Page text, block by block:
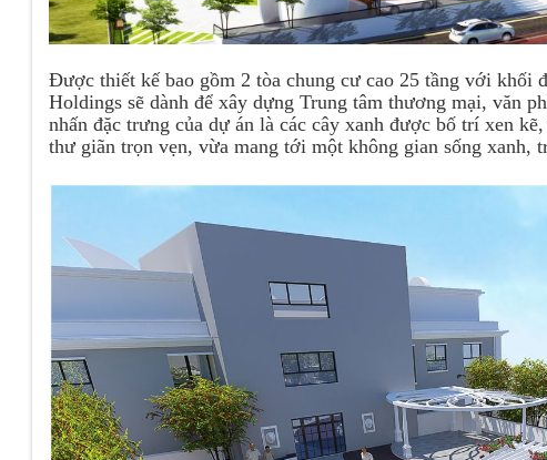
Được thiết kế bao gồm 2 tòa chung cư cao 25 tầng với khối
Holdings sẽ dành để xây dựng Trung tâm thương mại, văn
nhấn đặc trưng của dự án là các cây xanh được bố trí xen
thư giãn trọn vẹn, vừa mang tới một không gian sống